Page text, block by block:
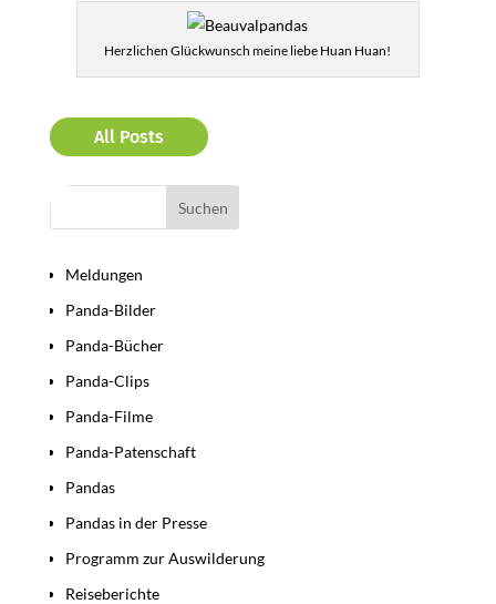
Herzlichen Glückwunsch meine liebe Huan Huan!
All Posts
Meldungen
Panda-Bilder
Panda-Bücher
Panda-Clips
Panda-Filme
Panda-Patenschaft
Pandas
Pandas in der Presse
Programm zur Auswilderung
Reiseberichte